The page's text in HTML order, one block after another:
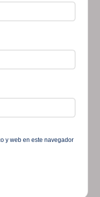
y web en este navegador